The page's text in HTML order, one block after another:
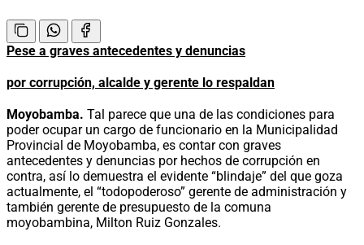
Pese a graves antecedentes y denuncias
por corrupción, alcalde y gerente lo respaldan
Moyobamba. Tal parece que una de las condiciones para
poder ocupar un cargo de funcionario en la Municipalidad
Provincial de Moyobamba, es contar con graves
antecedentes y denuncias por hechos de corrupción en
contra, así lo demuestra el evidente “blindaje” del que goza
actualmente, el “todopoderoso” gerente de administración y
también gerente de presupuesto de la comuna
moyobambina, Milton Ruiz Gonzales.